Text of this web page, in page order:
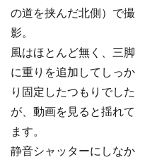
の道を挟んだ北側）で撮
影。
風はほとんど無く、三脚
に重りを追加してしっか
り固定したつもりでした
が、動画を見ると揺れて
ます。
静音シャッターにしなか